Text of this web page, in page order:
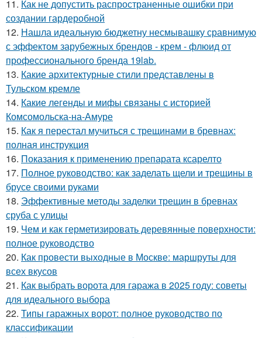
11. Как не допустить распространенные ошибки при
создании гардеробной
12. Нашла идеальную бюджетну несмывашку сравнимую
с эффектом зарубежных брендов - крем - флюид от
профессионального бренда 19lab.
13. Какие архитектурные стили представлены в
Тульском кремле
14. Какие легенды и мифы связаны с историей
Комсомольска-на-Амуре
15. Как я перестал мучиться с трещинами в бревнах:
полная инструкция
16. Показания к применению препарата ксарелто
17. Полное руководство: как заделать щели и трещины в
брусе своими руками
18. Эффективные методы заделки трещин в бревнах
сруба с улицы
19. Чем и как герметизировать деревянные поверхности:
полное руководство
20. Как провести выходные в Москве: маршруты для
всех вкусов
21. Как выбрать ворота для гаража в 2025 году: советы
для идеального выбора
22. Типы гаражных ворот: полное руководство по
классификации